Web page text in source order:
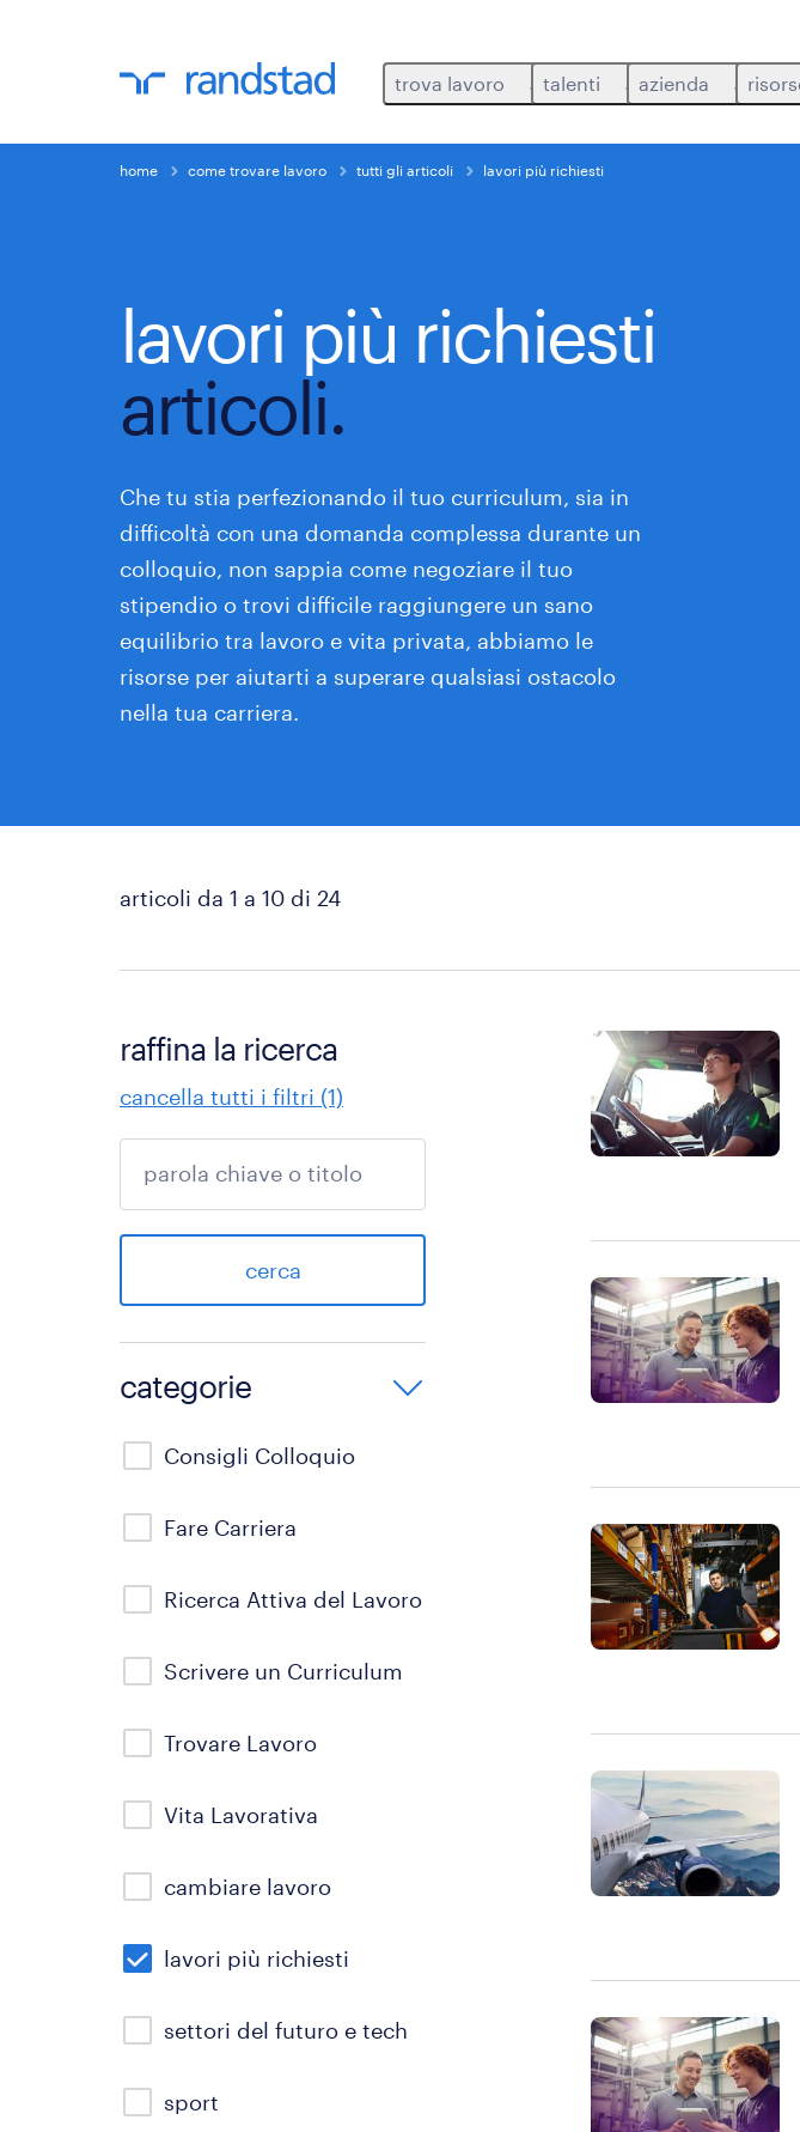
trova lavoro talenti azienda
home come trovare lavoro tutti gli articoli lavori più richiesti
lavori più richiesti
articoli.
Che tu stia perfezionando il tuo curriculum, sia in
difficoltà con una domanda complessa durante un
colloquio, non sappia come negoziare il tuo
stipendio o trovi difficile raggiungere un sano
equilibrio tra lavoro e vita privata, abbiamo le
risorse per aiutarti a superare qualsiasi ostacolo
nella tua carriera.
articoli da 1 a 10 di 24
raffina la ricerca
cancella tutti i filtri (1)
cerca
categorie
Consigli Colloquio
Fare Carriera
Ricerca Attiva del Lavoro
Scrivere un Curriculum
Trovare Lavoro
Vita Lavorativa
cambiare lavoro
lavori più richiesti
settori del futuro e tech
sport